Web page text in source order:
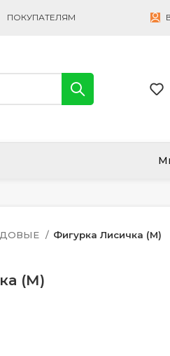
ПОКУПАТЕЛЯМ
Фигурка Лисичка (М)
(М)